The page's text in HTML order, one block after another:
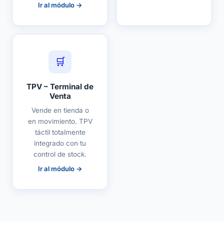
Ir al módulo →
🛒
TPV – Terminal de
Venta
Vende en tienda o
en movimiento. TPV
táctil totalmente
integrado con tu
control de stock.
Ir al módulo →